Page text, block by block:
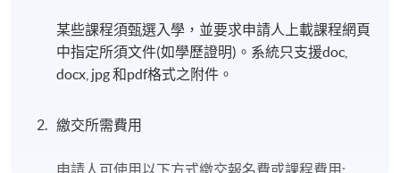
某些課程須甄選入學，並要求申請人上載課程網頁
中指定所須文件(如學歷證明)。系統只支援doc,
docx, jpg 和pdf格式之附件。
繳交所需費用
申請人可使用以下方式繳交報名費或課程費用: